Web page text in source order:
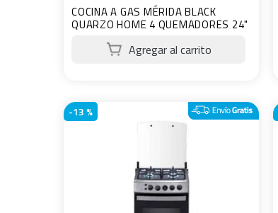
COCINA A GAS MÉRIDA BLACK
QUARZO HOME 4 QUEMADORES 24"
-13 %